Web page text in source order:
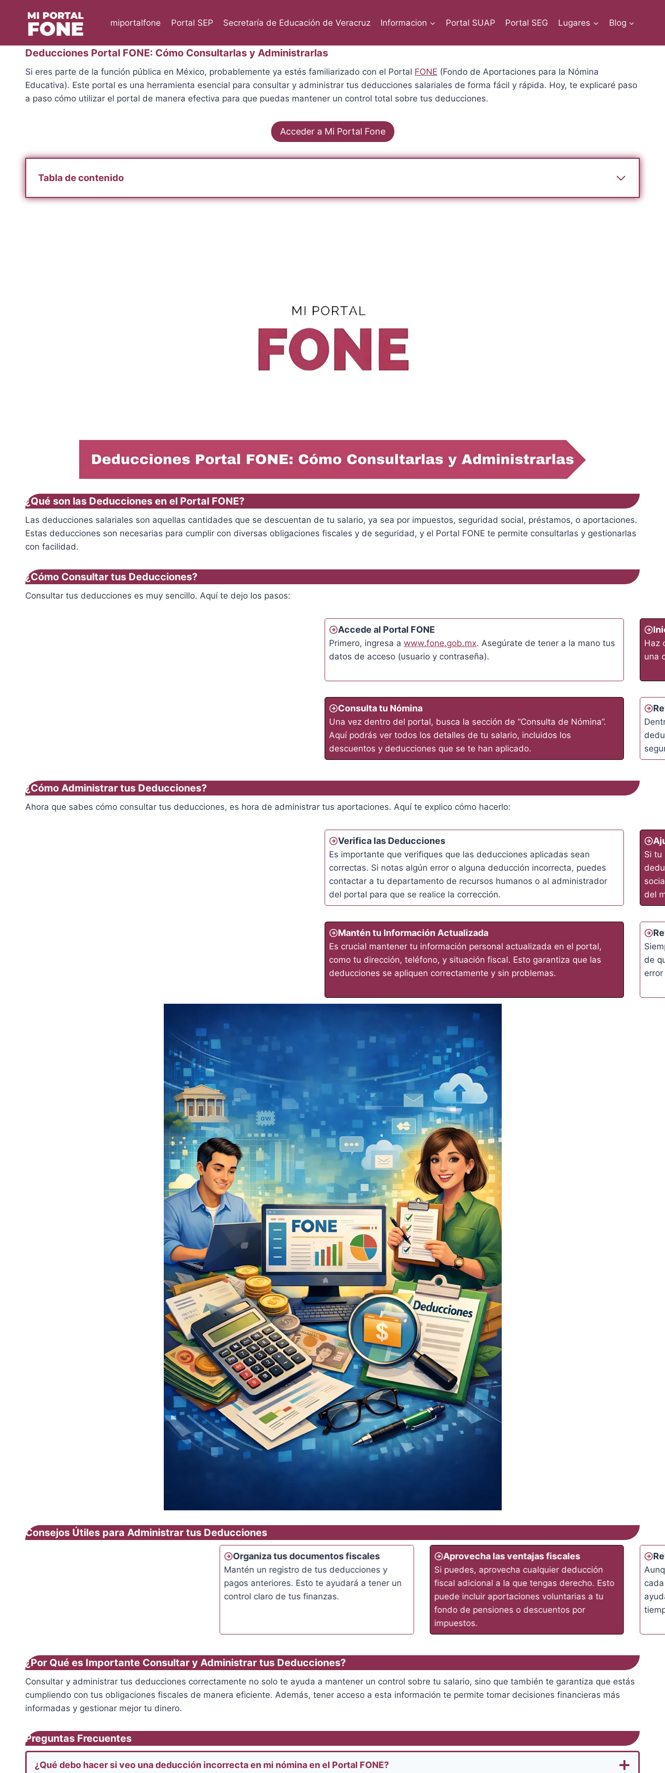
miportalfone Portal SEP Secretaría de Educación de Veracruz Informacion Portal SUAP Portal SEG Lugares Blog
Deducciones Portal FONE: Cómo Consultarlas y Administrarlas
Si eres parte de la función pública en México, probablemente ya estés familiarizado con el Portal FONE (Fondo de Aportaciones para la Nómina
Educativa). Este portal es una herramienta esencial para consultar y administrar tus deducciones salariales de forma fácil y rápida. Hoy, te explicaré paso
a paso cómo utilizar el portal de manera efectiva para que puedas mantener un control total sobre tus deducciones.
Acceder a Mi Portal Fone
Tabla de contenido
¿Qué son las Deducciones en el Portal FONE?
Las deducciones salariales son aquellas cantidades que se descuentan de tu salario, ya sea por impuestos, seguridad social, préstamos, o aportaciones.
Estas deducciones son necesarias para cumplir con diversas obligaciones fiscales y de seguridad, y el Portal FONE te permite consultarlas y gestionarlas
con facilidad.
¿Cómo Consultar tus Deducciones?
Consultar tus deducciones es muy sencillo. Aquí te dejo los pasos:
Accede al Portal FONE
Primero, ingresa a www.fone.gob.mx. Asegúrate de tener a la mano tus
datos de acceso (usuario y contraseña).
Haz
una
Consulta tu Nómina
Una vez dentro del portal, busca la sección de “Consulta de Nómina”.
Aquí podrás ver todos los detalles de tu salario, incluidos los
descuentos y deducciones que se te han aplicado.
¿Cómo Administrar tus Deducciones?
Ahora que sabes cómo consultar tus deducciones, es hora de administrar tus aportaciones. Aquí te explico cómo hacerlo:
Verifica las Deducciones
Es importante que verifiques que las deducciones aplicadas sean
correctas. Si notas algún error o alguna deducción incorrecta, puedes
contactar a tu departamento de recursos humanos o al administrador
del portal para que se realice la corrección.
Si tu
del
Mantén tu Información Actualizada
Es crucial mantener tu información personal actualizada en el portal,
como tu dirección, teléfono, y situación fiscal. Esto garantiza que las
deducciones se apliquen correctamente y sin problemas.
de
Consejos Útiles para Administrar tus Deducciones
Organiza tus documentos fiscales
Mantén un registro de tus deducciones y
pagos anteriores. Esto te ayudará a tener un
control claro de tus finanzas.
Aprovecha las ventajas fiscales
Si puedes, aprovecha cualquier deducción
fiscal adicional a la que tengas derecho. Esto
puede incluir aportaciones voluntarias a tu
fondo de pensiones o descuentos por
impuestos.
¿Por Qué es Importante Consultar y Administrar tus Deducciones?
Consultar y administrar tus deducciones correctamente no solo te ayuda a mantener un control sobre tu salario, sino que también te garantiza que estás
cumpliendo con tus obligaciones fiscales de manera eficiente. Además, tener acceso a esta información te permite tomar decisiones financieras más
informadas y gestionar mejor tu dinero.
Preguntas Frecuentes
¿Qué debo hacer si veo una deducción incorrecta en mi nómina en el Portal FONE?